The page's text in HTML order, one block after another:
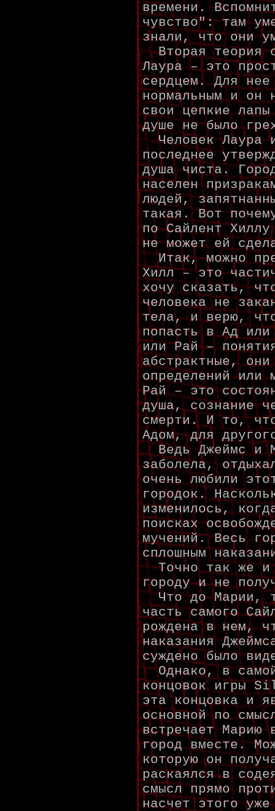
времени.
чувство": там
знали, что они
Вторая теория
Лаура – это
сердцем. Для нее
нормальным и он
свои цепкие
душе не было
Человек Лаура
последнее
душа чиста.
населен
людей,
такая. Вот
по Сайлент
не может ей
Итак, можно
Хилл – это
хочу сказать,
человека не
тела, и верю,
попасть в Ад
или Рай –
абстрактные,
определений или
Рай – это
душа, сознание
смерти. И то,
Адом, для
Ведь Джеймс и
заболела,
очень любили
городок.
изменилось,
поисках
мучений. Весь
сплошным
Точно так же и
городу и не
Что до Марии,
часть самого
рождена в нем,
наказания
суждено было
Однако, в самой
концовок игры
эта концовка и
основной по
встречает Марию
город вместе.
которую он
раскаялся в
смысл прямо
насчет этого